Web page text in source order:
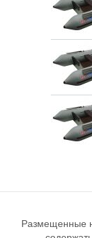
Размещенные